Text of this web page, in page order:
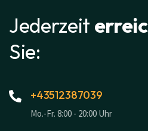
Jederzeit
Sie:
+43512387039
Mo.-Fr. 8:00 - 20:00 Uhr